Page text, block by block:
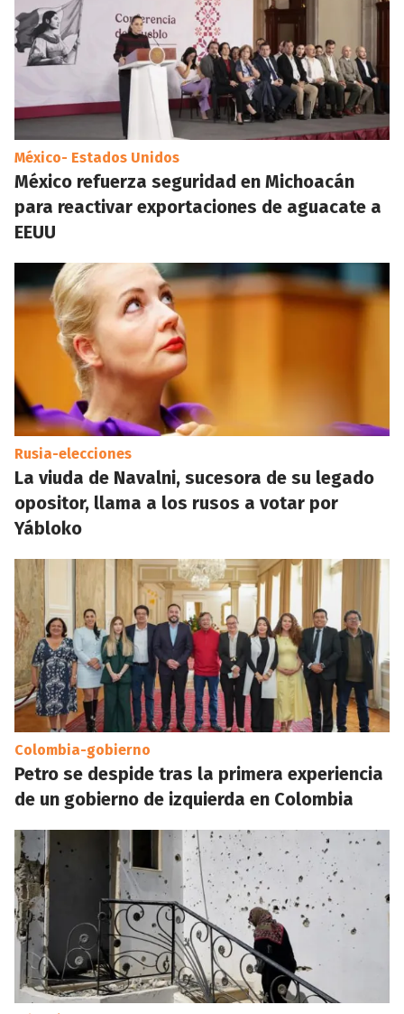
México- Estados Unidos
México refuerza seguridad en Michoacán
para reactivar exportaciones de aguacate a
EEUU
Rusia-elecciones
La viuda de Navalni, sucesora de su legado
opositor, llama a los rusos a votar por
Yábloko
Colombia-gobierno
Petro se despide tras la primera experiencia
de un gobierno de izquierda en Colombia